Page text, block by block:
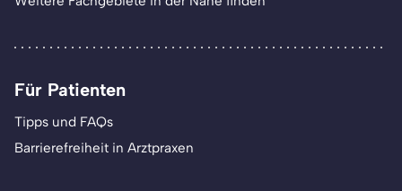
Für Patienten
Tipps und FAQs
Barrierefreiheit in Arztpraxen